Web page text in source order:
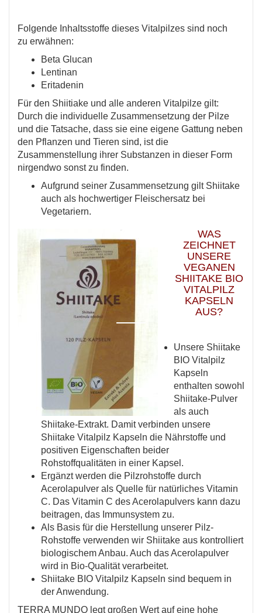
Folgende Inhaltsstoffe dieses Vitalpilzes sind noch
zu erwähnen:
Beta Glucan
Lentinan
Eritadenin
Für den Shiitiake und alle anderen Vitalpilze gilt:
Durch die individuelle Zusammensetzung der Pilze
und die Tatsache, dass sie eine eigene Gattung neben
den Pflanzen und Tieren sind, ist die
Zusammenstellung ihrer Substanzen in dieser Form
nirgendwo sonst zu finden.
Aufgrund seiner Zusammensetzung gilt Shiitake
auch als hochwertiger Fleischersatz bei
Vegetariern.
WAS
ZEICHNET
UNSERE
VEGANEN
SHIITAKE BIO
VITALPILZ
KAPSELN
AUS?
Unsere Shiitake
BIO Vitalpilz
Kapseln
enthalten sowohl
Shiitake-Pulver
als auch
Shiitake-Extrakt. Damit verbinden unsere
Shiitake Vitalpilz Kapseln die Nährstoffe und
positiven Eigenschaften beider
Rohstoffqualitäten in einer Kapsel.
Ergänzt werden die Pilzrohstoffe durch
Acerolapulver als Quelle für natürliches Vitamin
C. Das Vitamin C des Acerolapulvers kann dazu
beitragen, das Immunsystem zu.
Als Basis für die Herstellung unserer Pilz-
Rohstoffe verwenden wir Shiitake aus kontrolliert
biologischem Anbau. Auch das Acerolapulver
wird in Bio-Qualität verarbeitet.
Shiitake BIO Vitalpilz Kapseln sind bequem in
der Anwendung.
TERRA MUNDO legt großen Wert auf eine hohe